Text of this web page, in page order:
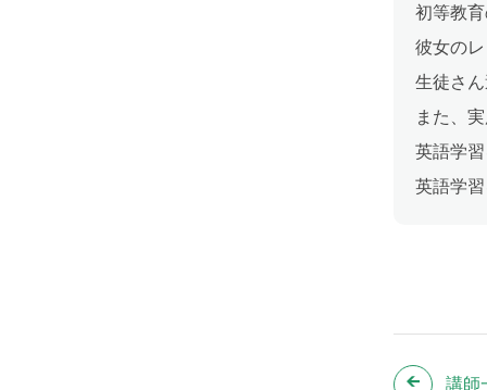
初等教
彼女の
生徒さ
また、
英語学
英語学
講師